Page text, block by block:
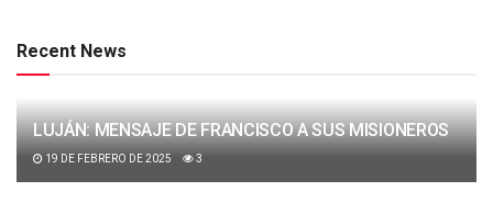
Recent News
LUJÁN: MENSAJE DE FRANCISCO A SUS MISIONEROS
19 DE FEBRERO DE 2025 3